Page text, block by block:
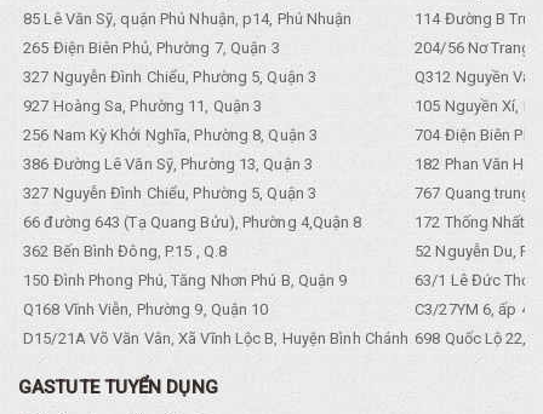
85 Lê Văn Sỹ, quận Phú Nhuận, p14, Phú Nhuận
114 Đường B
265 Điện Biên Phủ, Phường 7, Quận 3
204/56 Nơ Trang
327 Nguyễn Đình Chiểu, Phường 5, Quận 3
Q312 Nguyền
927 Hoàng Sa, Phường 11, Quận 3
105 Nguyền Xí,
256 Nam Kỳ Khởi Nghĩa, Phường 8, Quận 3
704 Điện Biên
386 Đường Lê Văn Sỹ, Phường 13, Quận 3
182 Phan Văn
327 Nguyễn Đình Chiểu, Phường 5, Quận 3
767 Quang trung,
66 đường 643 (Tạ Quang Bửu), Phường 4,Quận 8
172 Thống Nhất.
362 Bến Bình Đông, P.15 , Q.8
52 Nguyễn Du,
150 Đình Phong Phú, Tăng Nhơn Phú B, Quận 9
63/1 Lê Đức Thọ,
Q168 Vĩnh Viễn, Phường 9, Quận 10
C3/27YM 6, ấp 4,
D15/21A Võ Văn Vân, Xã Vĩnh Lộc B, Huyện Bình Chánh 698 Quốc Lộ 22,
GASTUTE TUYỂN DỤNG